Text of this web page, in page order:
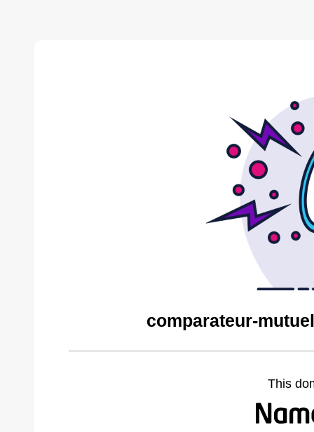
comparateur-
This